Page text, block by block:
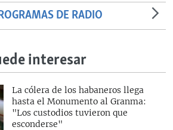
DE RADIO
interesar
La cólera de los habaneros llega
hasta el Monumento al Granma:
"Los custodios tuvieron que
esconderse"